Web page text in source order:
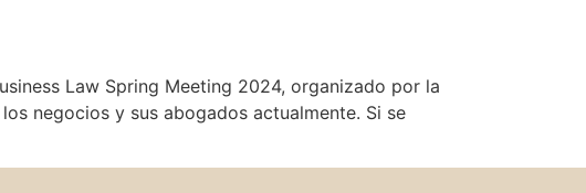
Law Spring Meeting 2024, organizado por la
negocios y sus abogados actualmente. Si se